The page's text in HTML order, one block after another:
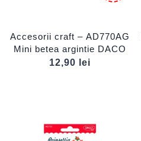
Accesorii craft – AD770AG
Mini betea argintie DACO
12,90
lei